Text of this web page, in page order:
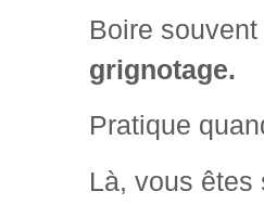
Boire
grignotage.
Pratique
Là, vous êtes